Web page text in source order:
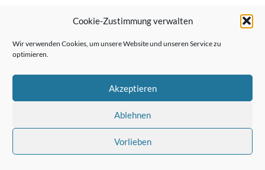
Cookie-Zustimmung verwalten
Wir verwenden Cookies, um unsere Website und unseren Service zu
optimieren.
Akzeptieren
Ablehnen
Vorlieben
Nächster Beitrag →